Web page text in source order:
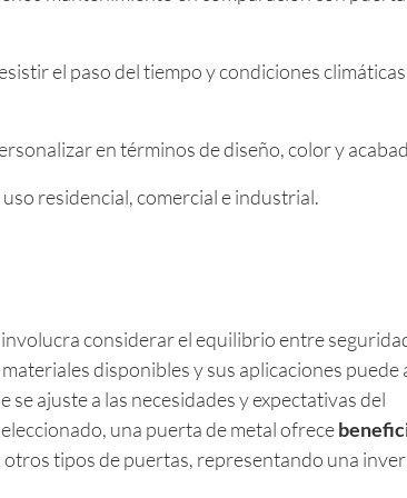
el paso del tiempo y condiciones climáticas
en términos de diseño, color y
residencial, comercial e industrial.
considerar el equilibrio entre
disponibles y sus aplicaciones puede
ajuste a las necesidades y expectativas del
una puerta de metal ofrece
tipos de puertas, representando una